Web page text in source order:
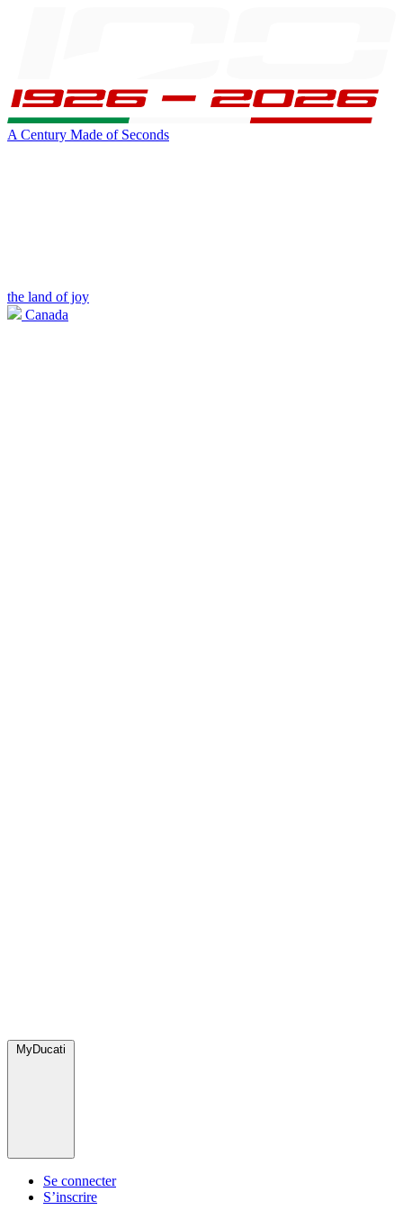
A Century Made of Seconds
the land of joy
Canada
MyDucati
Se connecter
S’inscrire